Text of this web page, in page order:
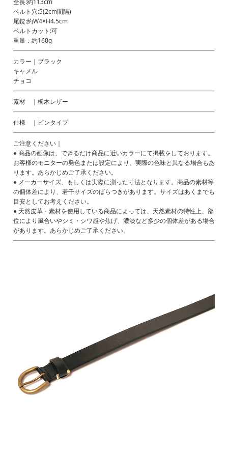
全長:約113cm
ベルト穴:5(2cm間隔)
尾錠:約W4×H4.5cm
ベルトカット:可
重量：約160g
カラー｜ブラック
キャメル
チョコ
素材 ｜栃木レザー
仕様 ｜ピンタイプ
ご注意ください｜
● 商品の画像は、できるだけ商品に近いカラーにて掲載をしております。
お客様のモニターの発色または設定により、実際の色味と異なる場合もあ
ります。あらかじめご了承ください。
● メーカーサイズ、もしくは実際に測った寸法となります。商品の素材等
の個体差により、若干サイズのばらつきがあります。サイズはあくまでも
目安としてお考えください。
● 天然皮革・素材を使用している商品によっては、天然素材の特性上、部
位により風合いやシミ・シワ感や焦げ、濃淡など多少の個体差がある場合
があります。あらかじめご了承ください。